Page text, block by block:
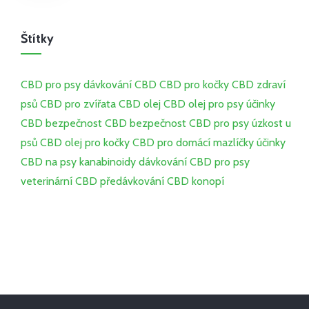
Štítky
CBD pro psy dávkování CBD CBD pro kočky CBD zdraví
psů CBD pro zvířata CBD olej CBD olej pro psy účinky
CBD bezpečnost CBD bezpečnost CBD pro psy úzkost u
psů CBD olej pro kočky CBD pro domácí mazlíčky účinky
CBD na psy kanabinoidy dávkování CBD pro psy
veterinární CBD předávkování CBD konopí